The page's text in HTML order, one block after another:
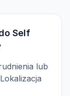
Self
lub